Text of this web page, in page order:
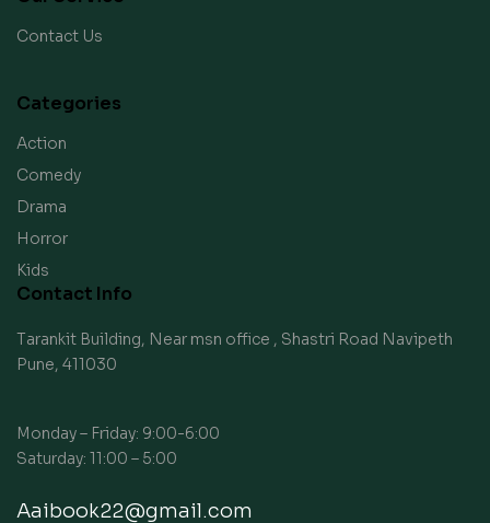
Contact Us
Categories
Action
Comedy
Drama
Horror
Kids
Contact Info
Tarankit Building, Near msn office , Shastri Road Navipeth
Pune, 411030
Monday – Friday: 9:00-6:00
Saturday: 11:00 – 5:00
Aaibook22@gmail.com